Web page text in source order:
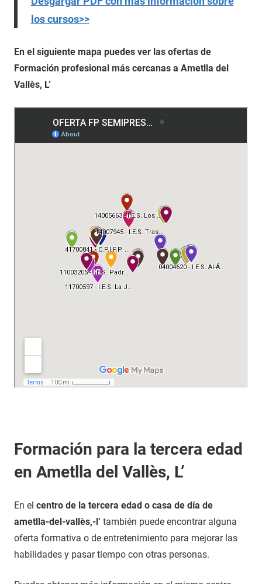
los cursos>>
En el siguiente mapa puedes ver las ofertas de
Formación profesional más cercanas a Ametlla del
Vallès, L’
Formación para la tercera edad
en Ametlla del Vallès, L’
En el centro de la tercera edad o casa de día de
ametlla-del-vallès,-l’ también puede encontrar alguna
oferta formativa o de entretenimiento para mejorar las
habilidades y pasar tiempo con otras personas.